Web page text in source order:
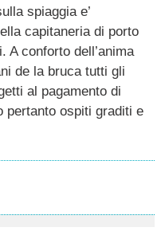
spiaggia e’
capitaneria di porto
A conforto dell’anima
de la bruca tutti gli
al pagamento di
pertanto ospiti graditi e